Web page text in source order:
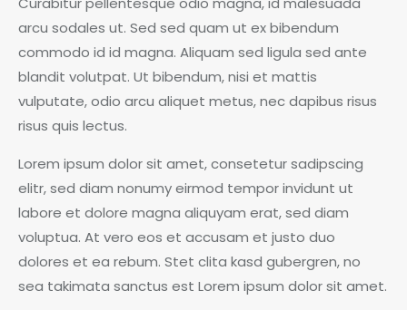
arcu sodales ut. Sed sed quam ut ex bibendum
commodo id id magna. Aliquam sed ligula sed ante
blandit volutpat. Ut bibendum, nisi et mattis
vulputate, odio arcu aliquet metus, nec dapibus risus
risus quis lectus.
Lorem ipsum dolor sit amet, consetetur sadipscing
elitr, sed diam nonumy eirmod tempor invidunt ut
labore et dolore magna aliquyam erat, sed diam
voluptua. At vero eos et accusam et justo duo
dolores et ea rebum. Stet clita kasd gubergren, no
sea takimata sanctus est Lorem ipsum dolor sit amet.